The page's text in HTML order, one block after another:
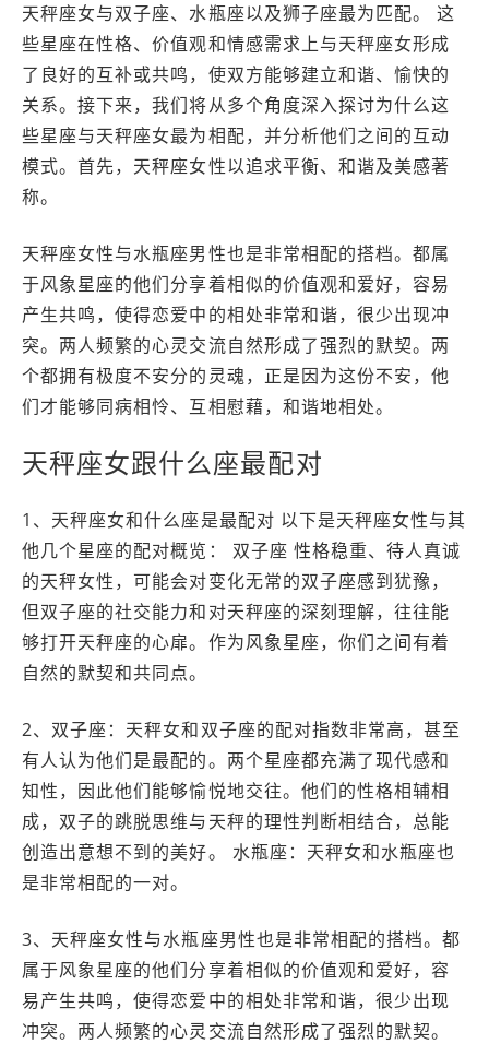
天秤座女与双子座、水瓶座以及狮子座最为匹配。 这
些星座在性格、价值观和情感需求上与天秤座女形成
了良好的互补或共鸣，使双方能够建立和谐、愉快的
关系。接下来，我们将从多个角度深入探讨为什么这
些星座与天秤座女最为相配，并分析他们之间的互动
模式。首先，天秤座女性以追求平衡、和谐及美感著
称。
天秤座女性与水瓶座男性也是非常相配的搭档。都属
于风象星座的他们分享着相似的价值观和爱好，容易
产生共鸣，使得恋爱中的相处非常和谐，很少出现冲
突。两人频繁的心灵交流自然形成了强烈的默契。两
个都拥有极度不安分的灵魂，正是因为这份不安，他
们才能够同病相怜、互相慰藉，和谐地相处。
天秤座女跟什么座最配对
1、天秤座女和什么座是最配对 以下是天秤座女性与其
他几个星座的配对概览： 双子座 性格稳重、待人真诚
的天秤女性，可能会对变化无常的双子座感到犹豫，
但双子座的社交能力和对天秤座的深刻理解，往往能
够打开天秤座的心扉。作为风象星座，你们之间有着
自然的默契和共同点。
2、双子座：天秤女和双子座的配对指数非常高，甚至
有人认为他们是最配的。两个星座都充满了现代感和
知性，因此他们能够愉悦地交往。他们的性格相辅相
成，双子的跳脱思维与天秤的理性判断相结合，总能
创造出意想不到的美好。 水瓶座：天秤女和水瓶座也
是非常相配的一对。
3、天秤座女性与水瓶座男性也是非常相配的搭档。都
属于风象星座的他们分享着相似的价值观和爱好，容
易产生共鸣，使得恋爱中的相处非常和谐，很少出现
冲突。两人频繁的心灵交流自然形成了强烈的默契。